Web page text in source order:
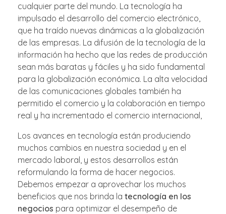
cualquier parte del mundo. La tecnología ha
impulsado el desarrollo del comercio electrónico,
que ha traído nuevas dinámicas a la globalización
de las empresas. La difusión de la tecnología de la
información ha hecho que las redes de producción
sean más baratas y fáciles y ha sido fundamental
para la globalización económica. La alta velocidad
de las comunicaciones globales también ha
permitido el comercio y la colaboración en tiempo
real y ha incrementado el comercio internacional,
Los avances en tecnología están produciendo
muchos cambios en nuestra sociedad y en el
mercado laboral, y estos desarrollos están
reformulando la forma de hacer negocios.
Debemos empezar a aprovechar los muchos
beneficios que nos brinda la tecnología en los
negocios para optimizar el desempeño de